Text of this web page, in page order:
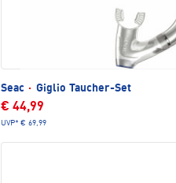
Seac · Giglio Taucher-Set
€ 44,99
UVP* € 69,99